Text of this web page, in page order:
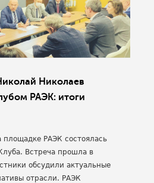
Николаев
РАЭК: итоги
площадке РАЭК состоялась
Встреча прошла в
обсудили актуальные
отрасли. РАЭК